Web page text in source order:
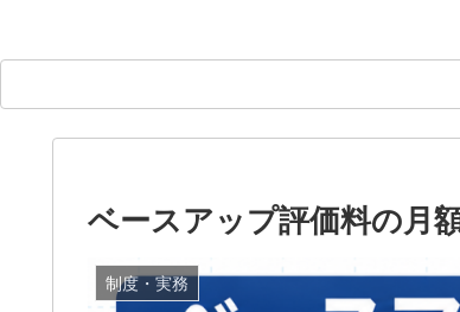
ベースアップ評価料の月
制度・実務